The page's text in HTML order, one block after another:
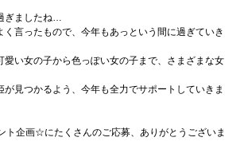
ぎましたね…
く言ったもので、今年もあっという間に過ぎていき
愛い女の子から色っぽい女の子まで、さまざまな女
が見つかるよう、今年も全力でサポートしていきま
ト企画☆にたくさんのご応募、ありがとうございま